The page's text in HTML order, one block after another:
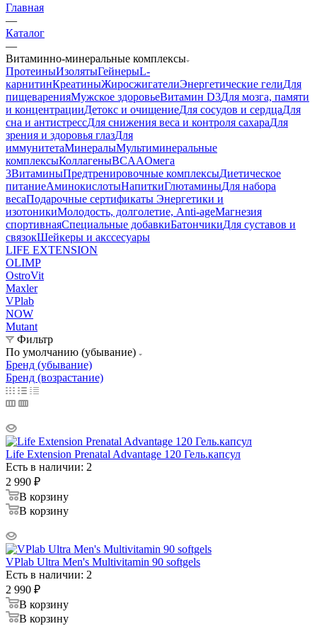
Главная
—
Каталог
—
Витаминно-минеральные комплексы
ПротеиныИзолятыГейнерыL-
карнитинКреатиныЖиросжигателиЭнергетические гелиДля
пищеваренияМужское здоровьеВитамин D3Для мозга, памяти
и концентрацииДетокс и очищениеДля сосудов и сердцаДля
сна и антистрессДля снижения веса и контроля сахараДля
зрения и здоровья глазДля
иммунитетаМинералыМультиминеральные
комплексыКоллагеныBCAAОмега
3ВитаминыПредтренировочные комплексыДиетическое
питаниеАминокислотыНапиткиГлютаминыДля набора
весаПодарочные сертификаты Энергетики и
изотоникиМолодость, долголетие, Anti-ageМагнезия
спортивнаяСпециальные добавкиБатончикиДля суставов и
связокШейкеры и акссесуары
LIFE EXTENSION
OLIMP
OstroVit
Maxler
VPlab
NOW
Mutant
Фильтр
По умолчанию (убывание)
Бренд (убывание)
Бренд (возрастание)
Life Extension Prenatal Advantage 120 Гель.капсул
Есть в наличии: 2
2 990 ₽
В корзину
В корзину
VPlab Ultra Men's Multivitamin 90 softgels
Есть в наличии: 2
2 990 ₽
В корзину
В корзину